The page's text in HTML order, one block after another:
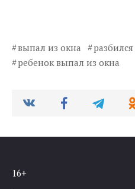
выпал из окна
ребенок выпал из окна
16+